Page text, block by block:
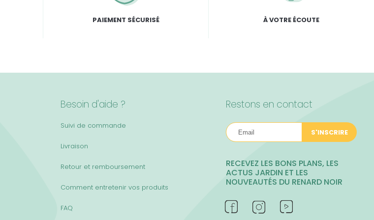
PAIEMENT SÉCURISÉ À VOTRE ÉCOUTE
Restons en contact
S'INSCRIRE
RECEVEZ LES BONS PLANS, LES
ACTUS JARDIN ET LES
NOUVEAUTÉS DU RENARD NOIR
Besoin d'aide ?
Suivi de commande
Livraison
Retour et remboursement
Comment entretenir vos produits
FAQ